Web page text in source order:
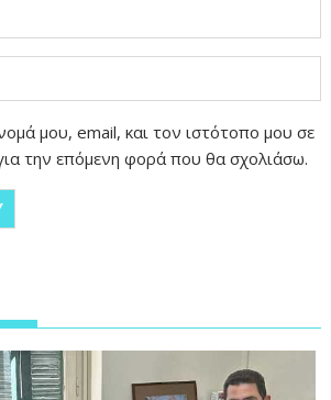
μου, email, και τον ιστότοπο μου σε
την επόμενη φορά που θα σχολιάσω.